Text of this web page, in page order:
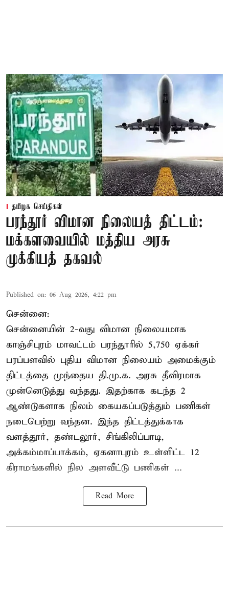
தமிழக செய்திகள்
பரந்தூர் விமான நிலையத் திட்டம்:
மக்களவையில் மத்திய அரசு
முக்கியத் தகவல்
Published on: 06 Aug 2026, 4:22 pm
சென்னை:
சென்னையின் 2-வது விமான நிலையமாக
காஞ்சிபுரம் மாவட்டம் பரந்தூரில் 5,750 ஏக்கர்
பரப்பளவில் புதிய விமான நிலையம் அமைக்கும்
திட்டத்தை முந்தைய தி.மு.க. அரசு தீவிரமாக
முன்னெடுத்து வந்தது. இதற்காக கடந்த 2
ஆண்டுகளாக நிலம் கையகப்படுத்தும் பணிகள்
நடைபெற்று வந்தன. இந்த திட்டத்துக்காக
வளத்தூர், தண்டலூர், சிங்கிலிப்பாடி,
அக்கம்மாப்பாக்கம், ஏகனாபுரம் உள்ளிட்ட 12
கிராமங்களில் நில அளவீட்டு பணிகள் ...
Read More